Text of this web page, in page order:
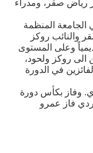
رياض صقر، ومدراء
الجامعة المنظمة
والنائب روكز
وعلى المستوى
الى روكز ولحود،
في الدورة
وفاز بكأس دورة
فاز عمرو